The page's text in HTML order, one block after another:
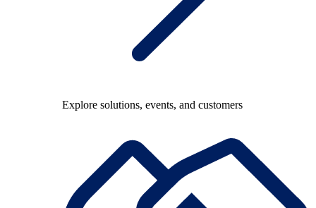
Explore solutions, events, and customers